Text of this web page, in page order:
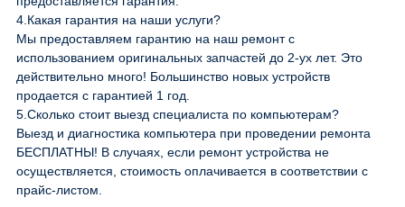
4. Какая гарантия на наши услуги?
Мы предоставляем гарантию на наш ремонт с
использованием оригинальных запчастей до 2-ух лет. Это
действительно много! Большинство новых устройств
продается с гарантией 1 год.
5. Сколько стоит выезд специалиста по компьютерам?
Выезд и диагностика компьютера при проведении ремонта
БЕСПЛАТНЫ! В случаях, если ремонт устройства не
осуществляется, стоимость оплачивается в соответствии с
прайс-листом.